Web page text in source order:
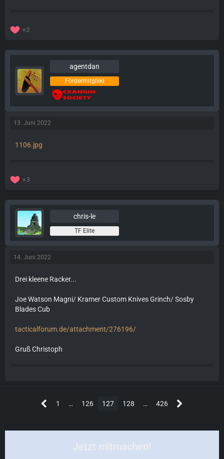
2
agentdan
Fördermitglied
13. Juni 2022
1106.jpg
3
chris-le
TF Elite
14. Juni 2022
Drei kleene Racker...
Joe Watson Magni/ Kramer Custom Knives Grinch/ Sosby
Blades Cub
tacticalforum.de/attachment/276196/
Gruß Christoph
1 … 126 127 128 … 426
Jetzt mitmachen!